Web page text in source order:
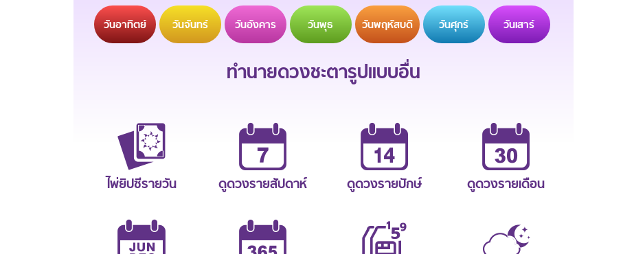
วันอาทิตย์ วันจันทร์ วันอังคาร วันพุธ วันพฤหัสบดี วันศุกร์ วันเสาร์
ทำนายดวงชะตารูปแบบอื่น
ไพ่ยิปซีรายวัน ดูดวงรายสัปดาห์ ดูดวงรายปักษ์ ดูดวงรายเดือน